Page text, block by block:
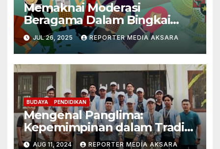
Memaknai Moderasi
Beragama Dalam Bingkai
NKRI
JUL 26, 2025 REPORTER MEDIA AKSARA
BUDAYA PENDIDIKAN
Mengenal Panglima:
Kepemimpinan dalam Tradisi
Aceh
AUG 11, 2024 REPORTER MEDIA AKSARA